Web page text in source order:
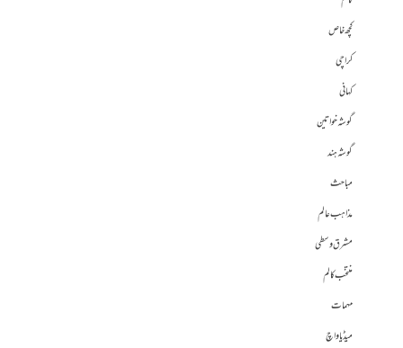
کچھ خاص
کراچی
کہانی
گوشہ خواتین
گوشہ ہند
مباحث
مذاہب عالم
مشرق وسطی
منتخب کالم
مہمات
میڈیا واچ